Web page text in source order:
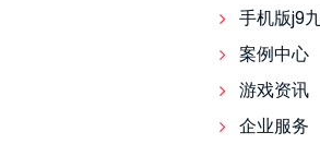
手机版j9
案例中心
游戏资讯
企业服务